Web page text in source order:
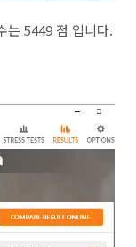
5449 점 입니다.